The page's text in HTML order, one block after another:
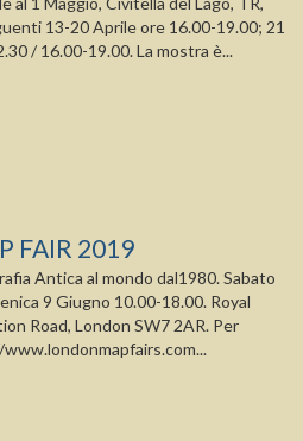
13-20 Aprile ore 16.00-19.00; 21
/ 16.00-19.00. La mostra è...
FAIR 2019
Antica al mondo dal1980. Sabato
9 Giugno 10.00-18.00. Royal
Road, London SW7 2AR. Per